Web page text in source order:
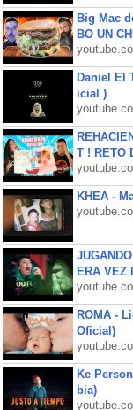
Big Mac
BO UN
Daniel El
icial )
T ! RETO
KHEA -
ERA VEZ
ROMA -
Oficial)
Ke
bia)